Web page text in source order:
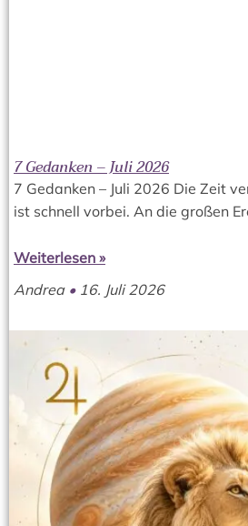
7 Gedanken – Juli 2026
7 Gedanken – Juli 2026 Die Zeit
ist schnell vorbei. An die großen
Weiterlesen »
Andrea 16. Juli 2026